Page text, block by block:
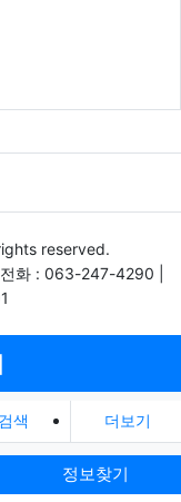
reserved.
화 : 063-247-4290 |
검색 더보기
정보찾기